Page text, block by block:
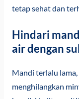
tetap sehat dan
Hindari
air dengan
Mandi terlalu
menghilangkan